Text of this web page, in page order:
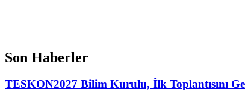
Son Haberler
TESKON2027 Bilim Kurulu, İlk Toplantısını